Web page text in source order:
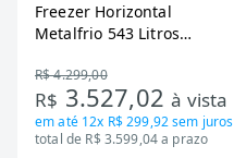
Freezer Horizontal
Metalfrio 543 Litros
Tecnologia Inverter, Branco,
Bivolt
R$ 4.299,00
R$ 3.527,02à vista
em até 12x R$ 299,92sem juros
total de R$ 3.599,04 a prazo